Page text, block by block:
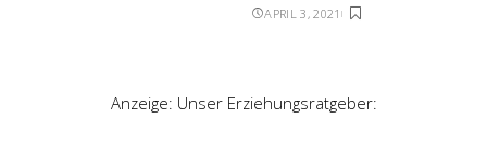
APRIL 3, 2021
Anzeige: Unser Erziehungsratgeber: